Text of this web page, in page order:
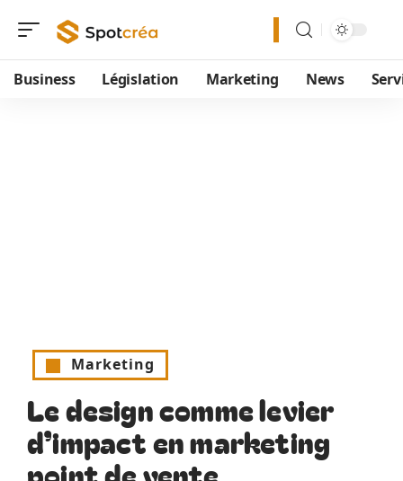
Business Législation Marketing News
Marketing
Le design comme levier
d’impact en marketing